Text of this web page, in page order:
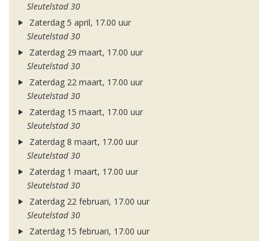
Sleutelstad 30
Zaterdag 5 april, 17.00 uur
Sleutelstad 30
Zaterdag 29 maart, 17.00 uur
Sleutelstad 30
Zaterdag 22 maart, 17.00 uur
Sleutelstad 30
Zaterdag 15 maart, 17.00 uur
Sleutelstad 30
Zaterdag 8 maart, 17.00 uur
Sleutelstad 30
Zaterdag 1 maart, 17.00 uur
Sleutelstad 30
Zaterdag 22 februari, 17.00 uur
Sleutelstad 30
Zaterdag 15 februari, 17.00 uur